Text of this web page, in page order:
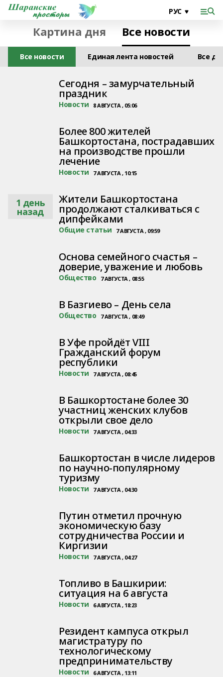
Картина дня Все новости
Все новости Единая лента новостей Все
Сегодня – замурчательный
праздник
Новости 8 АВГУСТА , 05:06
Более 800 жителей
Башкортостана, пострадавших
на производстве прошли
лечение
Новости 7 АВГУСТА , 10:15
1 день
назад
Жители Башкортостана
продолжают сталкиваться с
дипфейками
Общие статьи 7 АВГУСТА , 09:59
Основа семейного счастья –
доверие, уважение и любовь
Общество 7 АВГУСТА , 08:55
В Базгиево – День села
Общество 7 АВГУСТА , 08:49
В Уфе пройдёт VIII
Гражданский форум
республики
Новости 7 АВГУСТА , 08:45
В Башкортостане более 30
участниц женских клубов
открыли свое дело
Новости 7 АВГУСТА , 04:33
Башкортостан в числе лидеров
по научно-популярному
туризму
Новости 7 АВГУСТА , 04:30
Путин отметил прочную
экономическую базу
сотрудничества России и
Киргизии
Новости 7 АВГУСТА , 04:27
Топливо в Башкирии:
ситуация на 6 августа
Новости 6 АВГУСТА , 18:23
Резидент кампуса открыл
магистратуру по
технологическому
предпринимательству
Новости 6 АВГУСТА , 13:11